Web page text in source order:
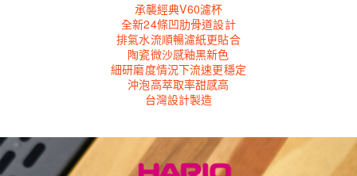
承襲經典V60濾杯
全新24條凹肋骨道設計
排氣水流順暢濾紙更貼合
陶瓷微沙感釉黑新色
細研磨度情況下流速更穩定
沖泡高萃取率甜感高
台灣設計製造